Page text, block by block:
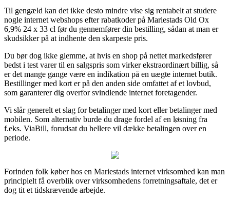
Til gengæld kan det ikke desto mindre vise sig rentabelt at studere
nogle internet webshops efter rabatkoder på Mariestads Old Ox
6,9% 24 x 33 cl før du gennemfører din bestilling, sådan at man er
skudsikker på at indhente den skarpeste pris.
Du bør dog ikke glemme, at hvis en shop på nettet markedsfører
bedst i test varer til en salgspris som virker ekstraordinært billig, så
er det mange gange være en indikation på en uægte internet butik.
Bestillinger med kort er på den anden side omfattet af et lovbud,
som garanterer dig overfor svindlende internet foretagender.
Vi slår generelt et slag for betalinger med kort eller betalinger med
mobilen. Som alternativ burde du drage fordel af en løsning fra
f.eks. ViaBill, forudsat du hellere vil dække betalingen over en
periode.
Forinden folk køber hos en Mariestads internet virksomhed kan man
principielt få overblik over virksomhedens forretningsaftale, det er
dog tit et tidskrævende arbejde.